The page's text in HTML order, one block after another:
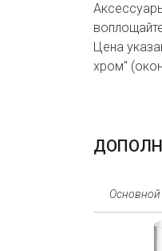
Цена
хром"
Основной